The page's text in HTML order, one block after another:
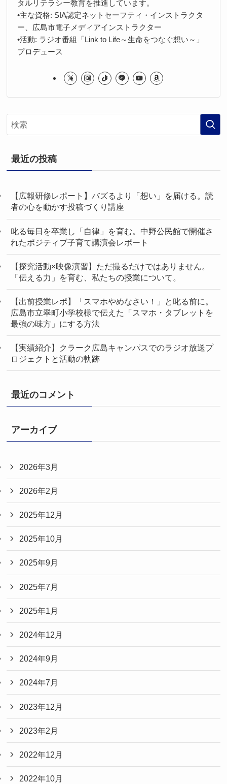
タルリテラシー教育を推進しています。
•主な資格: SIA認定ネットセーフティ・インストラクタ
ー、広島市電子メディアインストラクター
•活動: ラジオ番組「Link to Life～生命をつなぐ想い～」
プロデュース
最近の投稿
【広報研修レポート】バズるより「想い」を届ける。読
者の心を動かす投稿づくり講座
叱る毎日を卒業し「自律」を育む。中野公民館で開催さ
れたポジティブ子育て講演会レポート
【探究活動×映像演習】ただ撮るだけではありません。
「伝える力」を育む、私たちの授業について。
【出前授業レポ】「スマホやめなさい！」と叱る前に。
広島市立翠町小学校様で伝えた「スマホ・タブレットを
最強の味方」にする方法
【実績紹介】クラーク広島キャンパスでのラジオ放送プ
ロジェクトと活動の軌跡
最近のコメント
アーカイブ
2026年3月
2026年2月
2025年12月
2025年10月
2025年9月
2025年7月
2025年1月
2024年12月
2024年9月
2024年7月
2023年12月
2023年2月
2022年12月
2022年10月